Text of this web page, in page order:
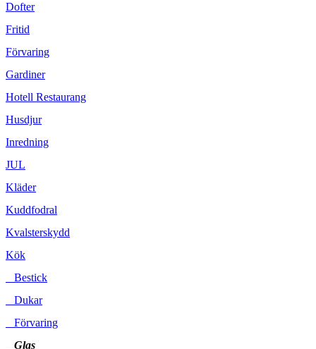
Dofter
Fritid
Förvaring
Gardiner
Hotell Restaurang
Husdjur
Inredning
JUL
Kläder
Kuddfodral
Kvalsterskydd
Kök
Bestick
Dukar
Förvaring
Glas